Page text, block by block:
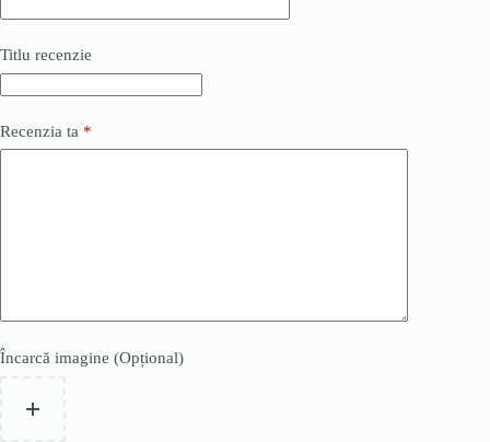
Titlu recenzie
Recenzia ta *
Încarcă imagine (Opțional)